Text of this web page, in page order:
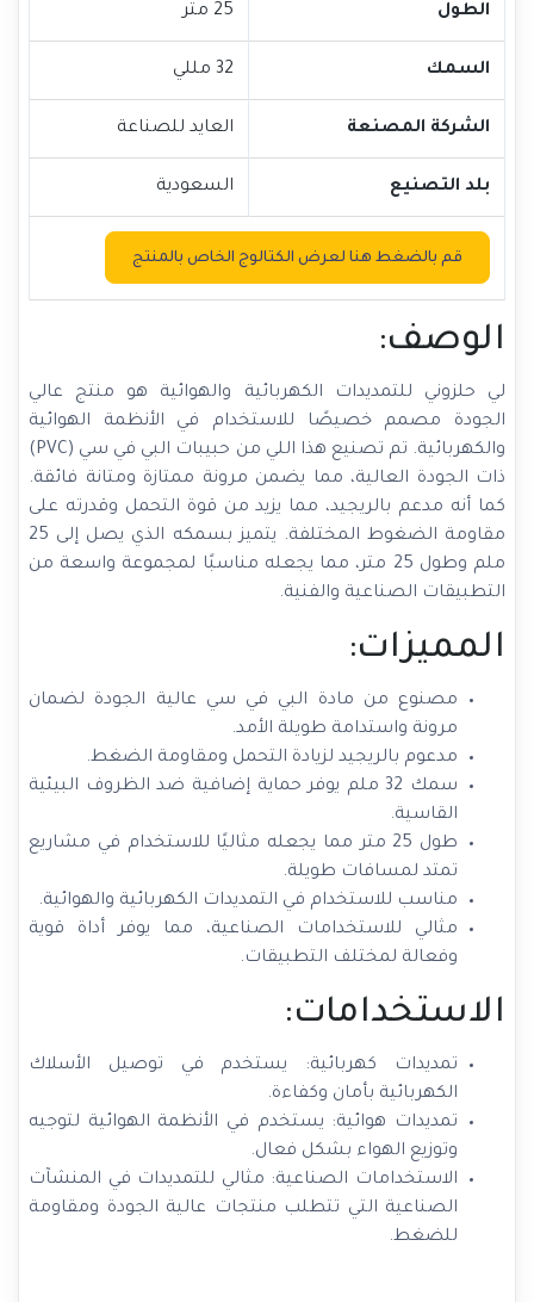
الطول 25 متر
السمك 32 مللي
الشركة المصنعة العايد للصناعة
بلد التصنيع السعودية
قم بالضغط هنا لعرض الكتالوج الخاص بالمنتج
الوصف:
لي حلزوني للتمديدات الكهربائية والهوائية هو منتج عالي
الجودة مصمم خصيصًا للاستخدام في الأنظمة الهوائية
والكهربائية. تم تصنيع هذا اللي من حبيبات البي في سي (PVC)
ذات الجودة العالية، مما يضمن مرونة ممتازة ومتانة فائقة.
كما أنه مدعم بالريجيد، مما يزيد من قوة التحمل وقدرته على
مقاومة الضغوط المختلفة. يتميز بسمكه الذي يصل إلى 25
ملم وطول 25 متر، مما يجعله مناسبًا لمجموعة واسعة من
التطبيقات الصناعية والفنية.
المميزات:
مصنوع من مادة البي في سي عالية الجودة لضمان
مرونة واستدامة طويلة الأمد.
مدعوم بالريجيد لزيادة التحمل ومقاومة الضغط.
سمك 32 ملم يوفر حماية إضافية ضد الظروف البيئية
القاسية.
طول 25 متر مما يجعله مثاليًا للاستخدام في مشاريع
تمتد لمسافات طويلة.
مناسب للاستخدام في التمديدات الكهربائية والهوائية.
مثالي للاستخدامات الصناعية، مما يوفر أداة قوية
وفعالة لمختلف التطبيقات.
الاستخدامات:
تمديدات كهربائية: يستخدم في توصيل الأسلاك
الكهربائية بأمان وكفاءة.
تمديدات هوائية: يستخدم في الأنظمة الهوائية لتوجيه
وتوزيع الهواء بشكل فعال.
الاستخدامات الصناعية: مثالي للتمديدات في المنشآت
الصناعية التي تتطلب منتجات عالية الجودة ومقاومة
للضغط.